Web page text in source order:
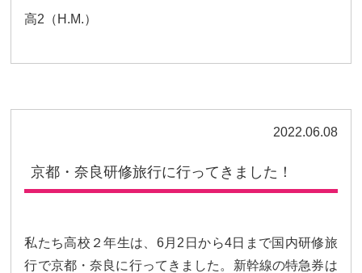
高2（H.M.）
2022.06.08
京都・奈良研修旅行に行ってきました！
私たち高校２年生は、6月2日から4日まで国内研修旅
行で京都・奈良に行ってきました。新幹線の特急券は